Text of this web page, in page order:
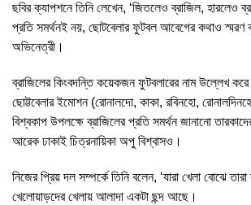
ছবির ক্যাপশনে তিনি লেখেন, ‘জিতলেও ব্রাজিল, হারলেও
প্রতি সমর্থনই নয়, ছোটবেলার ফুটবল আবেগের কথাও স্মরণ
অভিনেত্রী।
ব্রাজিলের কিংবদন্তি কয়েকজন ফুটবলারের নাম উল্লেখ
ছোট্টবেলার ইমোশন (রোনালদো, কাকা, রবিনহো,
বিশ্বকাপ উপলক্ষে ব্রাজিলের প্রতি সমর্থন জানানো
আরেক ঢাকাই চিত্রনায়িকা অপু বিশ্বাসও।
নিজের প্রিয় দল সম্পর্কে তিনি বলেন, ‘যারা খেলা বোঝে
খেলোয়াড়দের খেলায় আলাদা একটা ছন্দ আছে।